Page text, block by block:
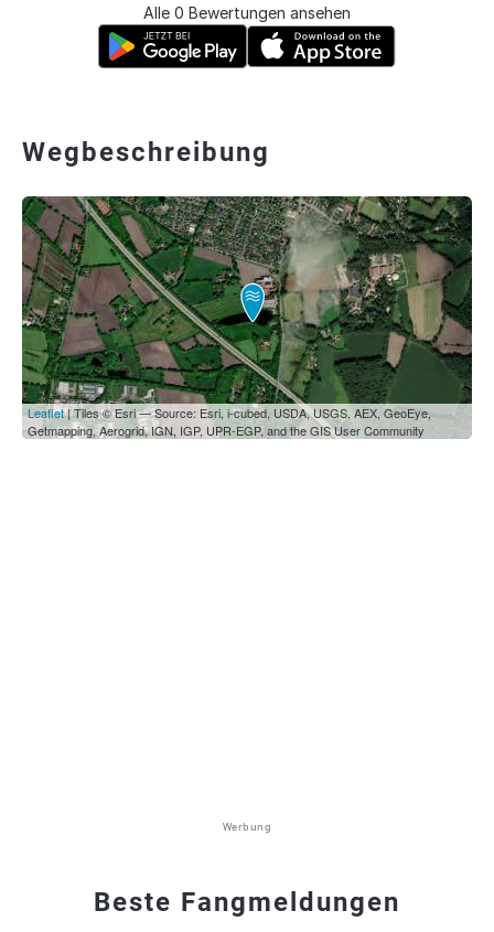
Alle 0 Bewertungen ansehen
Wegbeschreibung
Leaflet| Tiles © Esri — Source: Esri, i-cubed, USDA, USGS, AEX, GeoEye,
Getmapping, Aerogrid, IGN, IGP, UPR-EGP, and the GIS User Community
Werbung
Beste Fangmeldungen